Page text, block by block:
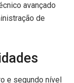
avançado
de
e segundo nível